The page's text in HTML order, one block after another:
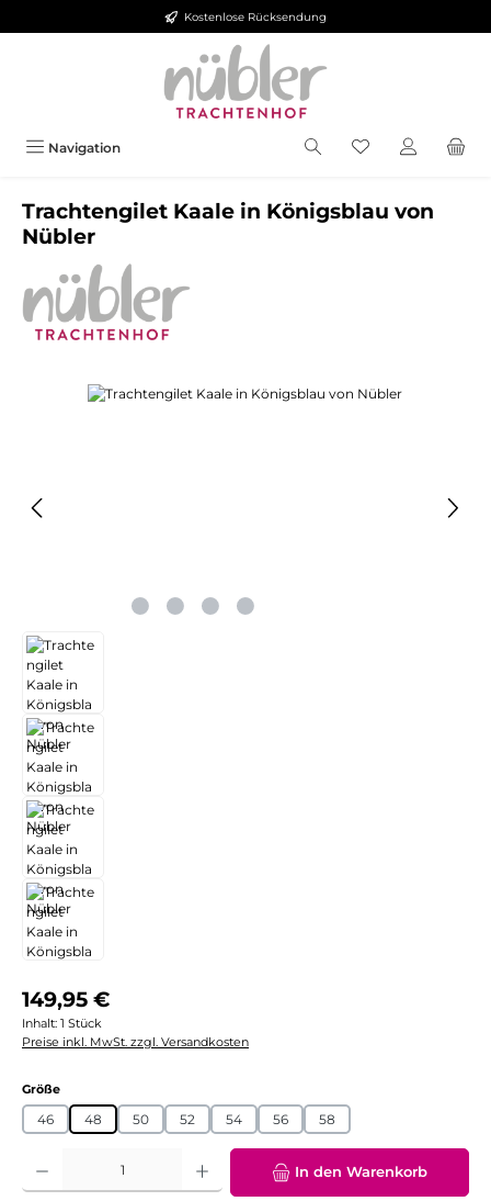
Zum Hauptinhalt springen Kostenlose Rücksendung
Navigation
Trachtengilet Kaale in Königsblau von
Nübler
Bildergalerie überspringen
Regulärer Preis:
149,95 €
Inhalt: 1 Stück
Preise inkl. MwSt. zzgl. Versandkosten
Größeauswählen
46 48 50 52 54 56 58
Produkt Anzahl: Gib den gewünschten Wert ein oder benutze die
In den Warenkorb